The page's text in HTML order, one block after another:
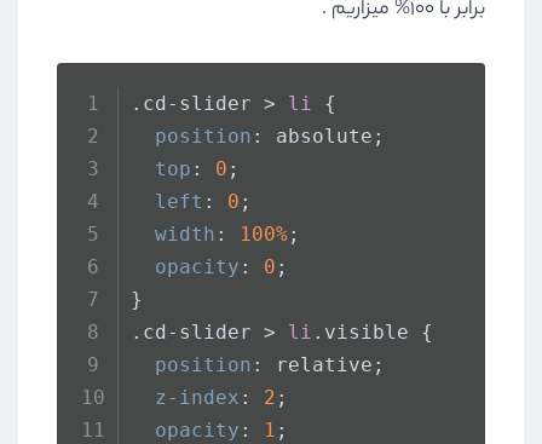
برابر با 100% میزاریم .
.cd-slider > li {
position : absolute;
top : 0 ;
left : 0 ;
width : 100%;
opacity : 0 ;
}
.cd-slider > li .visible {
position : relative;
z-index : 2 ;
opacity : 1 ;